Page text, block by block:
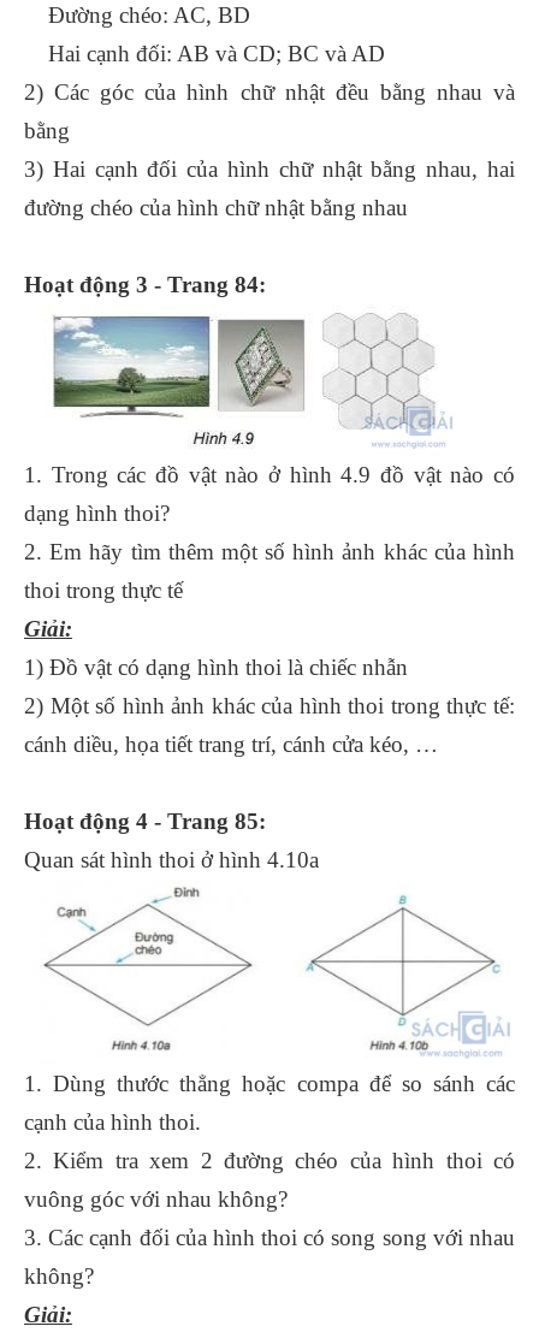
Đường chéo: AC, BD
Hai cạnh đối: AB và CD; BC và AD
2) Các góc của hình chữ nhật đều bằng nhau và
bằng
3) Hai cạnh đối của hình chữ nhật bằng nhau, hai
đường chéo của hình chữ nhật bằng nhau
Hoạt động 3 - Trang 84:
1. Trong các đồ vật nào ở hình 4.9 đồ vật nào có
dạng hình thoi?
2. Em hãy tìm thêm một số hình ảnh khác của hình
thoi trong thực tế
Giải:
1) Đồ vật có dạng hình thoi là chiếc nhẫn
2) Một số hình ảnh khác của hình thoi trong thực tế:
cánh diều, họa tiết trang trí, cánh cửa kéo, …
Hoạt động 4 - Trang 85:
Quan sát hình thoi ở hình 4.10a
1. Dùng thước thẳng hoặc compa để so sánh các
cạnh của hình thoi.
2. Kiểm tra xem 2 đường chéo của hình thoi có
vuông góc với nhau không?
3. Các cạnh đối của hình thoi có song song với nhau
không?
Giải: